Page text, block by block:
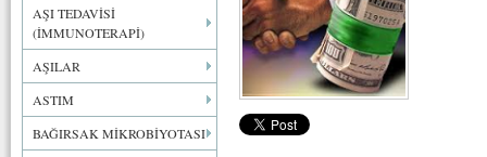
AŞI TEDAVİSİ
(İMMUNOTERAPİ)
AŞILAR
ASTIM
BAĞIRSAK MİKROBİYOTASI